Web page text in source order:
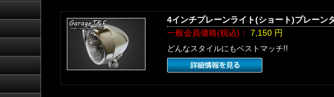
4インチプレーンライト(ショート)プレーン
一般会員価格(税込)： 7,150円
どんなスタイルにもベストマッチ!!